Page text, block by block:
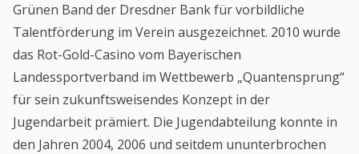
Grünen Band der Dresdner Bank für vorbildliche
Talentförderung im Verein ausgezeichnet. 2010 wurde
das Rot-Gold-Casino vom Bayerischen
Landessportverband im Wettbewerb „Quantensprung“
für sein zukunftsweisendes Konzept in der
Jugendarbeit prämiert. Die Jugendabteilung konnte in
den Jahren 2004, 2006 und seitdem ununterbrochen